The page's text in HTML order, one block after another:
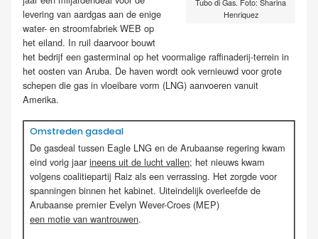
Tubo di Gas. Foto: Sharina
Henriquez
levering van aardgas aan de enige
water- en stroomfabriek WEB op
het eiland. In ruil daarvoor bouwt
het bedrijf een gasterminal op het voormalige raffinaderij-terrein in
het oosten van Aruba. De haven wordt ook vernieuwd voor grote
schepen die gas in vloeibare vorm (LNG) aanvoeren vanuit
Amerika.
Omstreden gasdeal
De gasdeal tussen Eagle LNG en de Arubaanse regering kwam
eind vorig jaar ineens uit de lucht vallen; het nieuws kwam
volgens coalitiepartij Raiz als een verrassing. Het zorgde voor
spanningen binnen het kabinet. Uiteindelijk overleefde de
Arubaanse premier Evelyn Wever-Croes (MEP)
een motie van wantrouwen.